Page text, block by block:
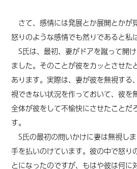
さて、感情には発展とか展開とかが
怒りのような感情でも然りであると私
S氏は、最初、妻がドアを蹴って開
ました。そのことが彼をカッとさせた
あります。実際は、妻が彼を無視する
視できない状況を作っておいて、彼を
全体が彼をして不愉快にさせたことだ
す。
S氏の最初の問いかけに妻は無視し
手を払いのけています。彼の中で怒り
とになったのですが、もはや彼は何に